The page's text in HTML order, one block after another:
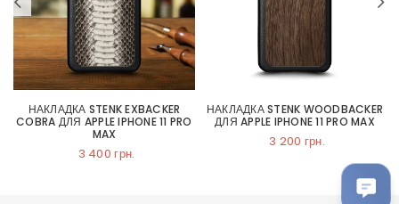
НАКЛАДКА STENK EXBACKER
COBRA ДЛЯ APPLE IPHONE 11 PRO
MAX
3 400 грн.
НАКЛАДКА STENK WOODBACKER
ДЛЯ APPLE IPHONE 11 PRO MAX
3 200 грн.